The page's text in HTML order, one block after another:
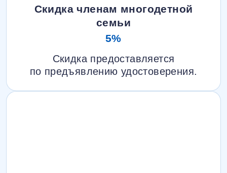
Скидка членам многодетной
семьи
5%
Скидка предоставляется
по предъявлению удостоверения.